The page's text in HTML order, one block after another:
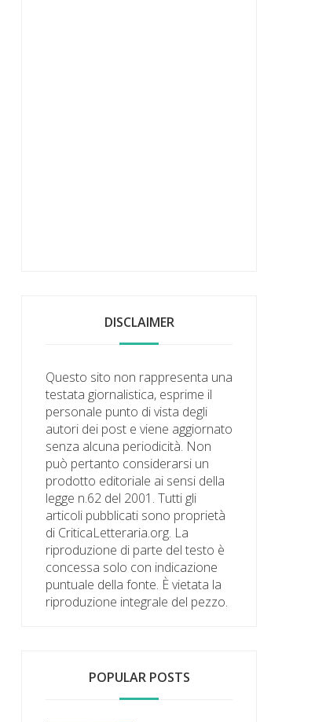
DISCLAIMER
Questo sito non rappresenta una
testata giornalistica, esprime il
personale punto di vista degli
autori dei post e viene aggiornato
senza alcuna periodicità. Non
può pertanto considerarsi un
prodotto editoriale ai sensi della
legge n.62 del 2001. Tutti gli
articoli pubblicati sono proprietà
di CriticaLetteraria.org. La
riproduzione di parte del testo è
concessa solo con indicazione
puntuale della fonte. È vietata la
riproduzione integrale del pezzo.
POPULAR POSTS